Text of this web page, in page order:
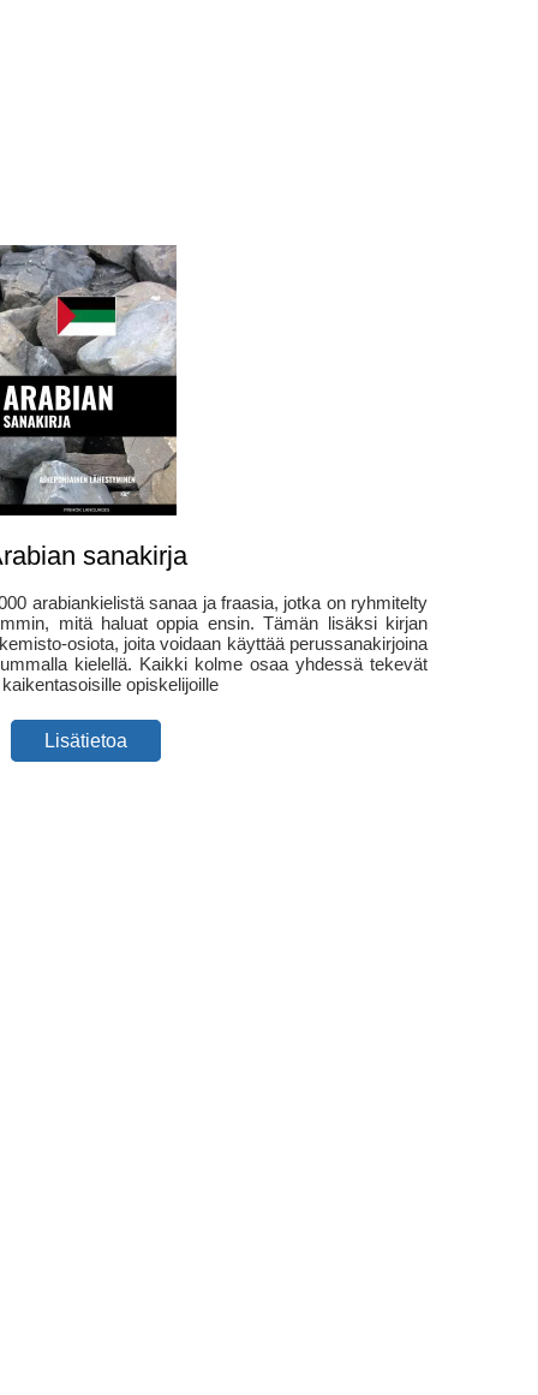
sanakirja
arabiankielistä sanaa ja fraasia, jotka on ryhmitelty
mitä haluat oppia ensin. Tämän lisäksi kirjan
osiota, joita voidaan käyttää perussanakirjoina
kielellä. Kaikki kolme osaa yhdessä tekevät
opiskelijoille
Lisätietoa